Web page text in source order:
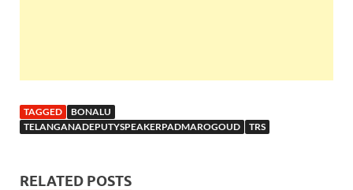
TAGGED
BONALU
TELANGANADEPUTYSPEAKERPADMAROGOUD
TRS
RELATED POSTS